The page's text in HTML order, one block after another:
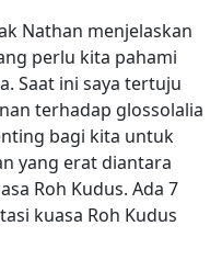
Nathan menjelaskan
perlu kita pahami
Saat ini saya tertuju
terhadap glossolalia
bagi kita untuk
yang erat diantara
Roh Kudus. Ada 7
kuasa Roh Kudus